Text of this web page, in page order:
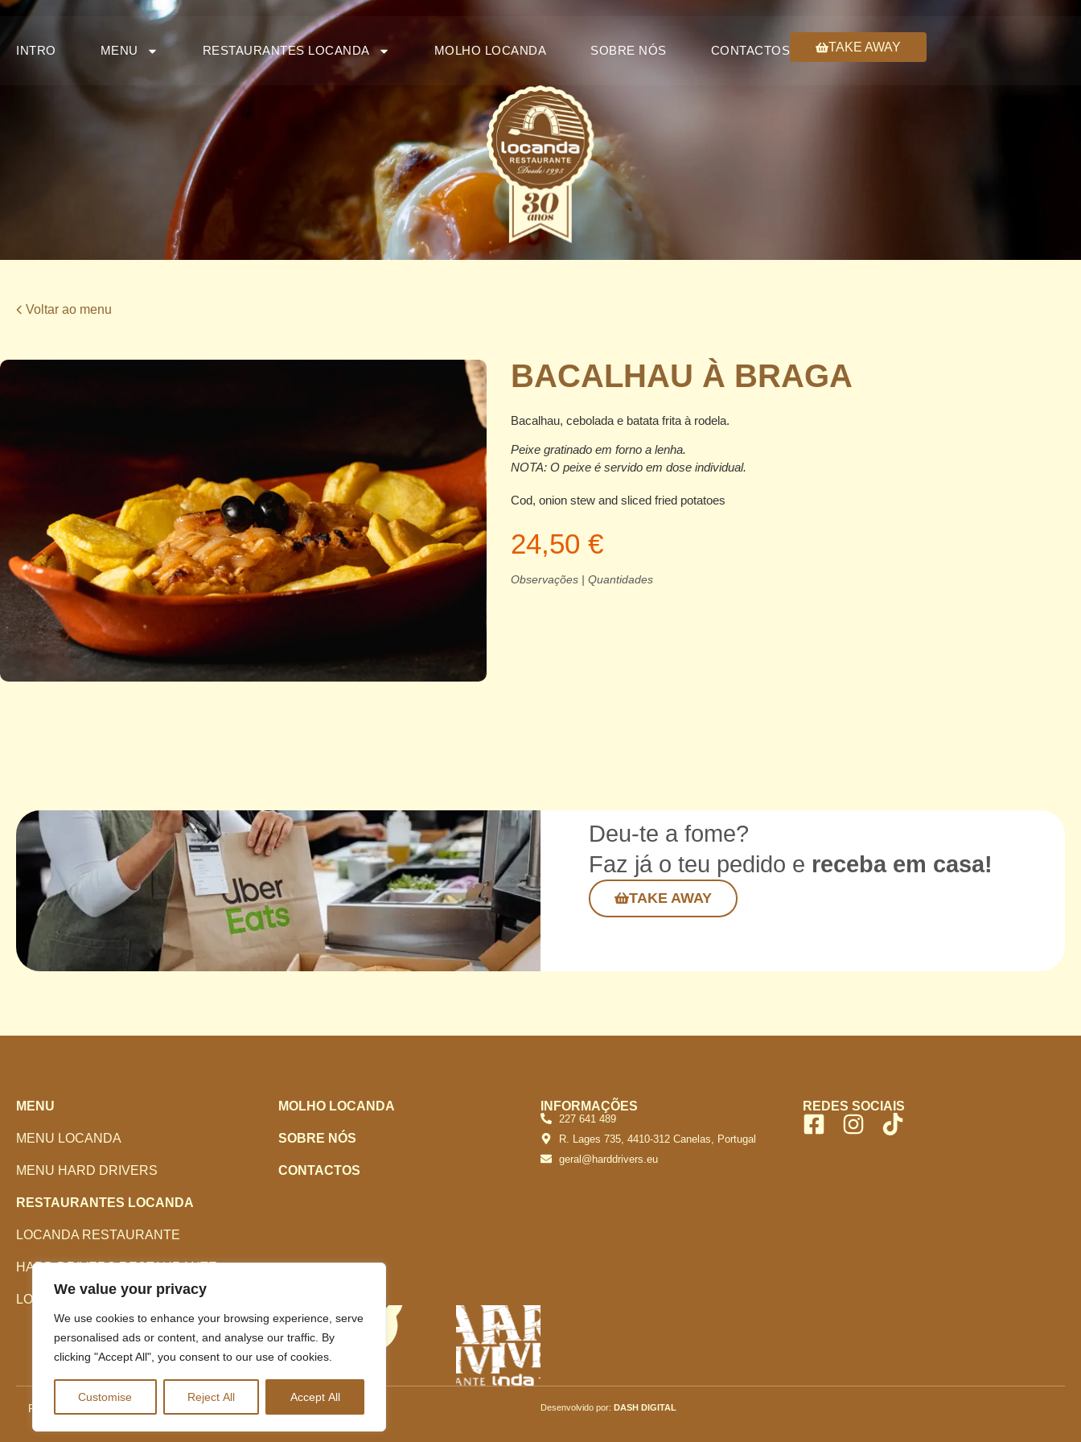
We value your privacy
We use cookies to enhance your browsing experience, serve
personalised ads or content, and analyse our traffic. By
clicking "Accept All", you consent to our use of cookies.
Customise Reject All Accept All
INTRO MENU RESTAURANTES LOCANDA MOLHO LOCANDA SOBRE NÓS CONTACTOS TAKE AWAY
Voltar ao menu
BACALHAU À BRAGA
Bacalhau, cebolada e batata frita à rodela.
Peixe gratinado em forno a lenha.
NOTA: O peixe é servido em dose individual.
Cod, onion stew and sliced fried potatoes
24,50 €
Observações | Quantidades
Deu-te a fome?
Faz já o teu pedido e receba em casa!
TAKE AWAY
MENU
MENU LOCANDA
MENU HARD DRIVERS
RESTAURANTES LOCANDA
LOCANDA RESTAURANTE
HARD DRIVERS RESTAURANTE
LOCANDA TRUCK
MOLHO LOCANDA
SOBRE NÓS
CONTACTOS
INFORMAÇÕES
227 641 489
R. Lages 735, 4410-312 Canelas, Portugal
geral@harddrivers.eu
REDES SOCIAIS
Política de Privacidade Desenvolvido por: DASH DIGITAL